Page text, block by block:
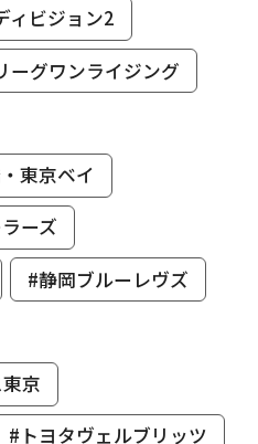
ィビジョン2
ーグワンライジング
東京ベイ
ーズ
#静岡ブルーレヴズ
京
#トヨタヴェルブリッツ